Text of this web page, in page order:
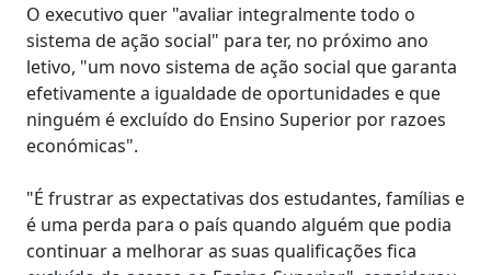
O executivo quer "avaliar integralmente todo o
sistema de ação social" para ter, no próximo ano
letivo, "um novo sistema de ação social que garanta
efetivamente a igualdade de oportunidades e que
ninguém é excluído do Ensino Superior por razoes
económicas".
"É frustrar as expectativas dos estudantes, famílias e
é uma perda para o país quando alguém que podia
continuar a melhorar as suas qualificações fica